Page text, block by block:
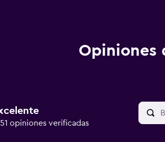
Opiniones
opiniones verificadas